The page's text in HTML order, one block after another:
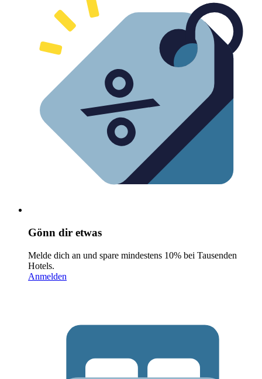
Gönn dir etwas
Melde dich an und spare mindestens 10% bei Tausenden
Hotels.
Anmelden